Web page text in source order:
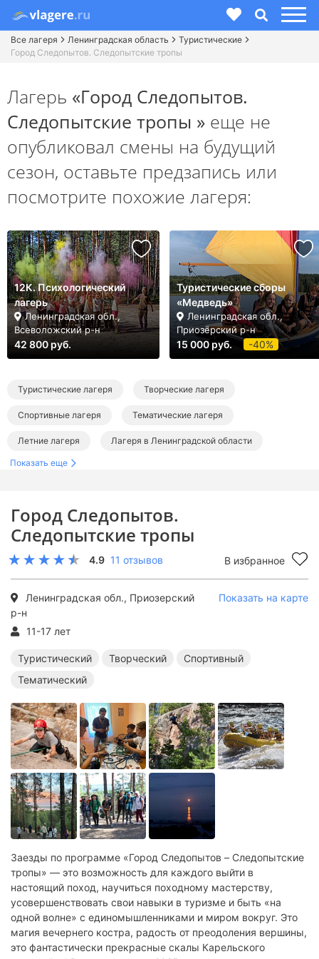
Все лагеря Ленинградская область
Туристические
Город Следопытов. Следопытские тропы
Город Следопытов.
Следопытские тропы
4.9 11 отзывов В избранное
Ленинградская обл., Приозерский
р-н
Показать на карте
11-17 лет
Туристический Творческий
Спортивный
Тематический
Заезды по программе «Город Следопытов – Следопытские
тропы» — это возможность для каждого выйти в
настоящий поход, научиться походному мастерству,
усовершенствовать свои навыки в туризме и быть «на
одной волне» с единомышленниками и миром вокруг. Это
магия вечернего костра, радость от преодоления вершины,
это фантастически прекрасные скалы Карельского
Лагерь «Город Следопытов.
Следопытские тропы » еще не
опубликовал смены на будущий
сезон, оставьте предзапись или
посмотрите похожие лагеря:
12К. Психологический
лагерь
Ленинградская обл.,
Всеволожский р-н
42 800 руб.
Туристические сборы
«Медведь»
Ленинградская обл.,
Приозёрский р-н
15 000 руб. -40%
Туристические лагеря Творческие лагеря
Спортивные лагеря Тематические лагеря
Летние лагеря Лагеря в Ленинградской области
Лагеря в Лосево
Творческие лагеря в Ленинградской области
Спортивные лагеря в Ленинградской области
Летние лагеря в Ленинградской области
Показать еще